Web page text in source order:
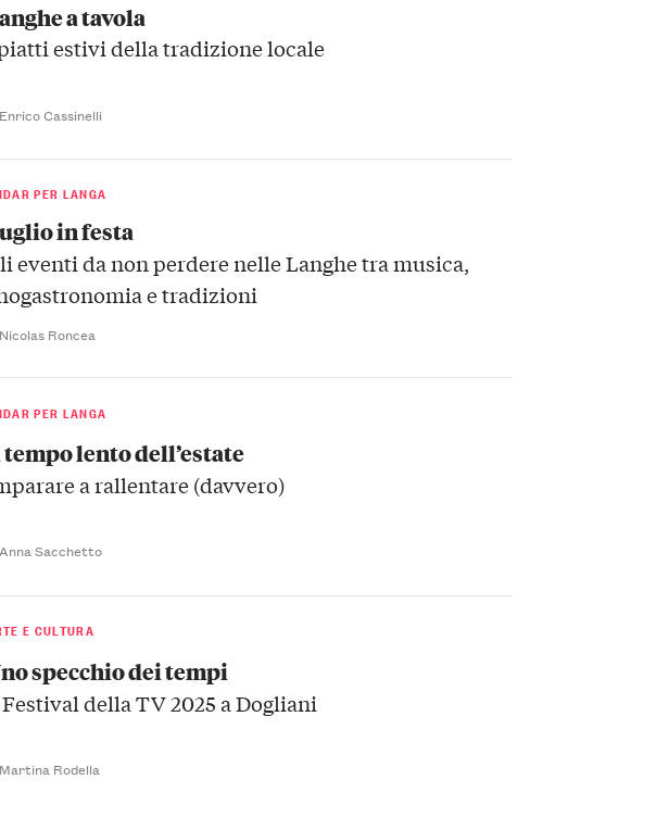
a tavola
estivi della tradizione locale
Cassinelli
PER LANGA
in festa
eventi da non perdere nelle Langhe tra musica,
e tradizioni
Roncea
PER LANGA
lento dell’estate
a rallentare (davvero)
Sacchetto
E CULTURA
specchio dei tempi
della TV 2025 a Dogliani
Rodella